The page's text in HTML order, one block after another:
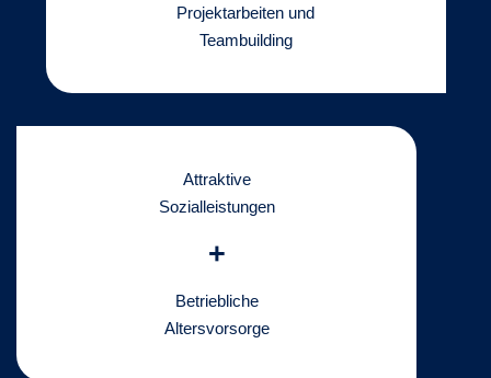
Projektarbeiten und
Teambuilding
Attraktive
Sozialleistungen
+
Betriebliche
Altersvorsorge